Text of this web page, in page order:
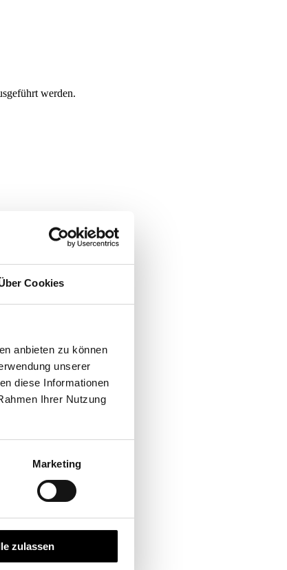
Cookies
anbieten zu können
unserer
diese Informationen
Ihrer Nutzung
Marketing
zulassen
werden.